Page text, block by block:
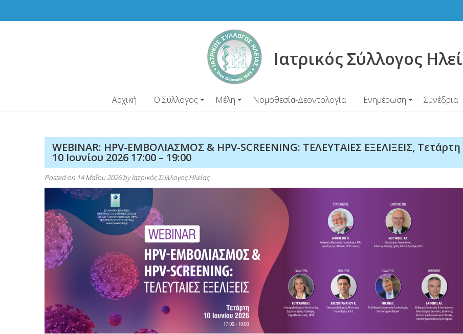
Ιατρικός Σύλλογος
Αρχική Ο Σύλλογος Μέλη Νομοθεσία-Δεοντολογία Ενημέρωση Συνέδρια
WEBINAR: HPV-ΕΜΒΟΛΙΑΣΜΟΣ & HPV-SCREENING: ΤΕΛΕΥΤΑΙΕΣ ΕΞΕΛΙΞΕΙΣ, Τετάρτη
10 Ιουνίου 2026 17:00 – 19:00
Posted on 14 Μαΐου 2026byΙατρικός Σύλλογος Ηλείας